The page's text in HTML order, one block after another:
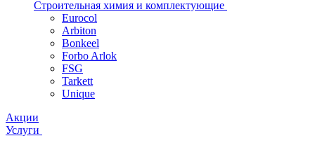
Строительная химия и комплектующие
Eurocol
Arbiton
Bonkeel
Forbo Arlok
FSG
Tarkett
Unique
Акции
Услуги